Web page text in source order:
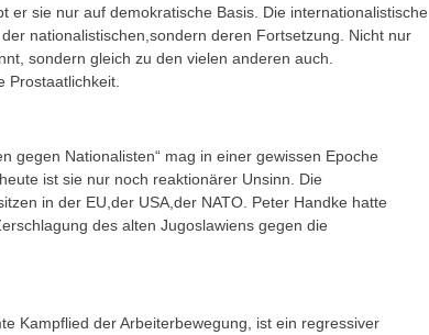
er sie nur auf demokratische Basis. Die internationalistische
nationalistischen,sondern deren Fortsetzung. Nicht nur
sondern gleich zu den vielen anderen auch.
Prostaatlichkeit.
gegen Nationalisten“ mag in einer gewissen Epoche
ist sie nur noch reaktionärer Unsinn. Die
in der EU,der USA,der NATO. Peter Handke hatte
des alten Jugoslawiens gegen die
Kampflied der Arbeiterbewegung, ist ein regressiver